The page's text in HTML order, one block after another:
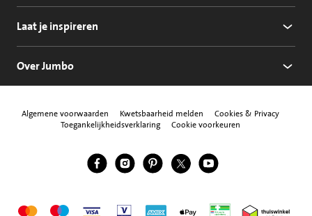
Laat je inspireren
Over Jumbo
Algemene voorwaarden Kwetsbaarheid melden
Cookies & Privacy
Toegankelijkheidsverklaring
Cookie voorkeuren
Volg ons
Jumbo Facebook
Jumbo Instagram
Jumbo Pinterest
Jumbo Twitter
Jumbo YouTube
MastercardMaestroVisa Vpay American Express
Apple Pay Thuiswinkel